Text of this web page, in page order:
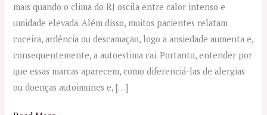
mais quando o clima do RJ oscila entre calor intenso e
umidade elevada. Além disso, muitos pacientes relatam
coceira, ardência ou descamação, logo a ansiedade aumenta e,
consequentemente, a autoestima cai. Portanto, entender por
que essas marcas aparecem, como diferenciá-las de alergias
ou doenças autoimunes e, […]